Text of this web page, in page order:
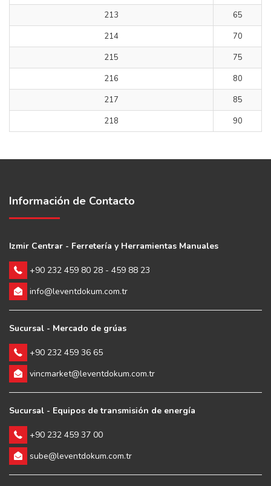
213
65
214
70
215
75
216
80
217
85
218
90
Información de Contacto
Izmir Centrar - Ferretería y Herramientas Manuales
+90 232 459 80 28 - 459 88 23
info@leventdokum.com.tr
Sucursal - Mercado de grúas
+90 232 459 36 65
vincmarket@leventdokum.com.tr
Sucursal - Equipos de transmisión de energía
+90 232 459 37 00
sube@leventdokum.com.tr